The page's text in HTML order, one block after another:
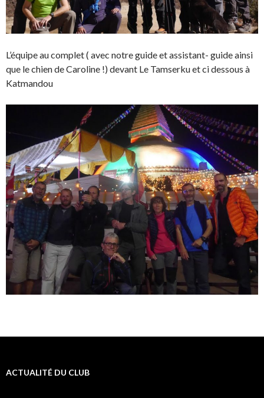
L’équipe au complet ( avec notre guide et assistant- guide ainsi
que le chien de Caroline !) devant Le Tamserku et ci dessous à
Katmandou
ACTUALITÉ DU CLUB